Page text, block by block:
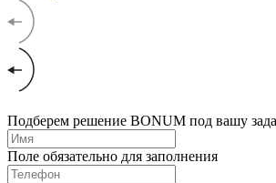
Подберем решение BONUM под вашу
Поле обязательно для заполнения